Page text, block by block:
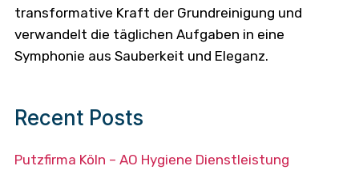
transformative Kraft der Grundreinigung und
verwandelt die täglichen Aufgaben in eine
Symphonie aus Sauberkeit und Eleganz.
Recent Posts
Putzfirma Köln – AO Hygiene Dienstleistung